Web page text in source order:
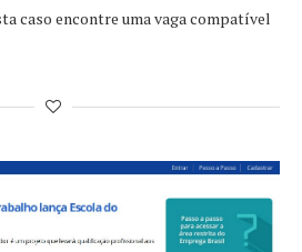
caso encontre uma vaga compatível